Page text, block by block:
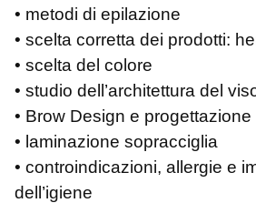
• metodi di epilazione
• scelta corretta dei prodotti:
• scelta del colore
• studio dell’architettura del
• Brow Design e
• laminazione sopracciglia
• controindicazioni, allergie e
dell’igiene